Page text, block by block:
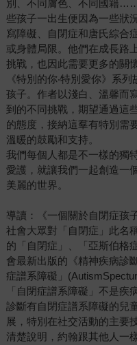
別、不同膚色、不同國籍
些孩子一出生便因為一些狀
寫障礙、自閉症和唐氏綜合
或身體局限。他們在成長路
挑戰，也因此需要更多的關
《特別的你‧特別愛你》系
孩子。作者以淺白、溫馨而
到的不同挑戰，期望通過這
的態度，接納這羣有特別需
溫暖的鼓勵和支持。
我們每個人都是不一樣的獨
愛護，就讓我們一起創造一
美麗的世界。
導讀：《一個關於自閉症孩
社會大眾對「自閉症」此名
的「自閉症」、「亞斯伯格
會最新出版的《精神疾病診
症譜系障礙」
「自閉症譜系障礙」不是
診斷有自閉症譜系障礙的兒
展，特別在社交活動的主要
清楚說明，約翰跟其他人一